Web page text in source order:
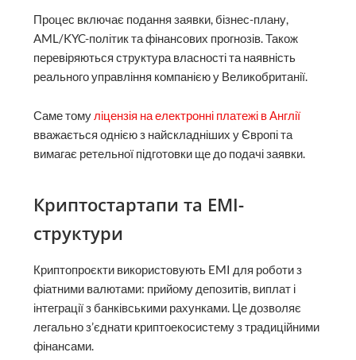
Процес включає подання заявки, бізнес-плану,
AML/KYC-політик та фінансових прогнозів. Також
перевіряються структура власності та наявність
реального управління компанією у Великобританії.
Саме тому ліцензія на електронні платежі в Англії
вважається однією з найскладніших у Європі та
вимагає ретельної підготовки ще до подачі заявки.
Криптостартапи та EMI-
структури
Криптопроєкти використовують EMI для роботи з
фіатними валютами: прийому депозитів, виплат і
інтеграції з банківськими рахунками. Це дозволяє
легально з’єднати криптоекосистему з традиційними
фінансами.